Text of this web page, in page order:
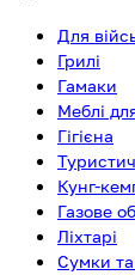
Для
Грилі
Гамаки
Меблі
Гігієна
Кунг-
Газове
Ліхтарі
Сумки та